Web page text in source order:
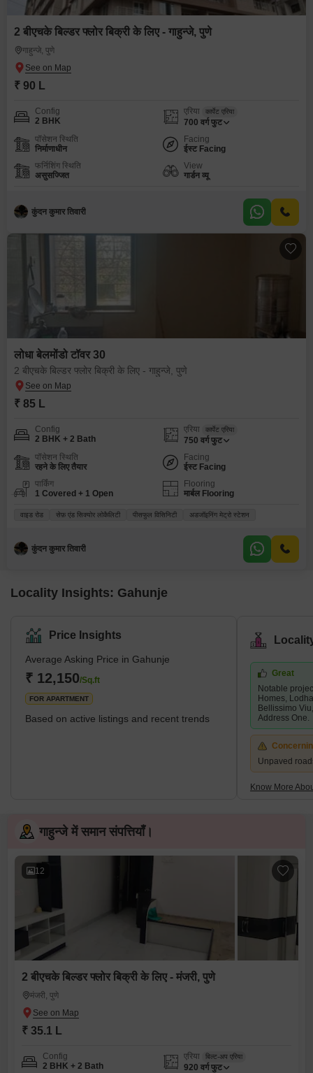
2 बीएचके बिल्डर फ्लोर बिक्री के लिए - गाहुन्जे, पुणे
गाहुन्जे, पुणे
₹ 90 L
Config
2 BHK
एरिया कार्पेट एरिया
700 वर्ग फुट
पॉसेशन स्थिति
निर्माणाधीन
Facing
ईस्ट Facing
फर्निशिंग स्थिति
असुसज्जित
View
गार्डन व्यू
कुंदन कुमार तिवारी
लोधा बेलमोंडो टॉवर 30
2 बीएचके बिल्डर फ्लोर बिक्री के लिए - गाहुन्जे, पुणे
₹ 85 L
Config
2 BHK + 2 Bath
एरिया कार्पेट एरिया
750 वर्ग फुट
पॉसेशन स्थिति
रहने के लिए तैयार
Facing
ईस्ट Facing
पार्किंग
1 Covered + 1 Open
Flooring
मार्बल Flooring
वाइड रोड सेफ़ एंड सिक्योर लोकैलिटी पीसफुल विसिनिटी अडजॉइनिंग मेट्रो स्टेशन
कुंदन कुमार तिवारी
Locality Insights: Gahunje
Price Insights
Average Asking Price in Gahunje
₹ 12,150/Sq.ft
FOR APARTMENT
Based on active listings and recent trends
Great
Notable
Homes,
Bellissimo
Address One.
Unpaved
Know More
गाहुन्जे में समान संपत्तियाँ।
12
2 बीएचके बिल्डर फ्लोर बिक्री के लिए - मंजरी, पुणे
मंजरी, पुणे
₹ 35.1 L
Config
2 BHK + 2 Bath
एरिया बिल्ट-अप एरिया
920 वर्ग फुट